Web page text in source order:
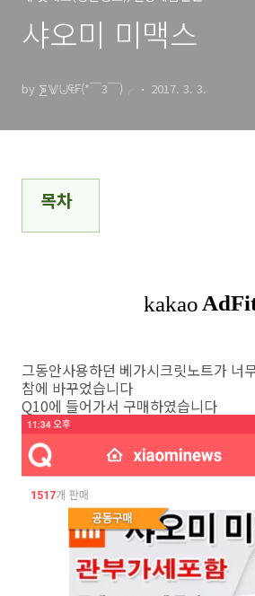
샤오미 미맥스
by ⨊⨈⨄₠₣(*￣3￣)╭ 2017. 3. 3.
목차
그동안사용하던 베가시크릿노트가 너
참에 바꾸었습니다
Q10에 들어가서 구매하였습니다